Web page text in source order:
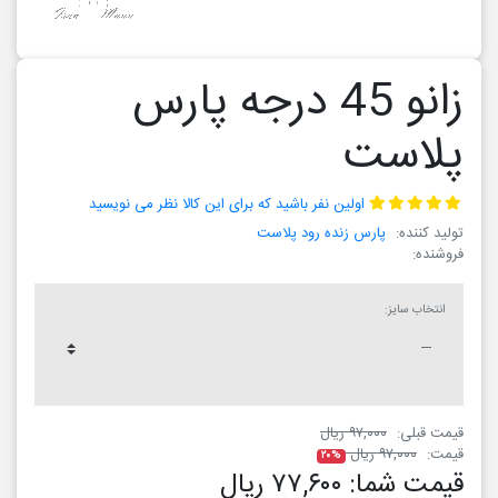
زانو 45 درجه پارس
پلاست
اولین نفر باشید که برای این کالا نظر می نویسید
تولید کننده: پارس زنده رود پلاست
فروشنده:
انتخاب سایز:
قیمت قبلی: ۹۷,۰۰۰ ریال
قیمت: ۹۷,۰۰۰ ریال ۲۰%
قیمت شما: ۷۷,۶۰۰ ریال